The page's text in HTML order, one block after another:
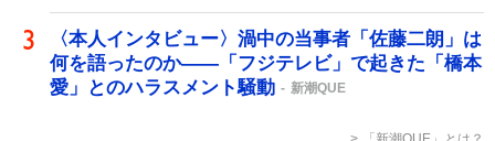
〈本人インタビュー〉渦中の当事者「佐藤二朗」は
何を語ったのか――「フジテレビ」で起きた「橋本
愛」とのハラスメント騒動
新潮QUE